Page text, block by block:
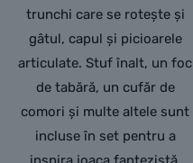
trunchi care se rotește și
gâtul, capul și picioarele
articulate. Stuf înalt, un foc
de tabără, un cufăr de
comori și multe altele sunt
incluse în set pentru a